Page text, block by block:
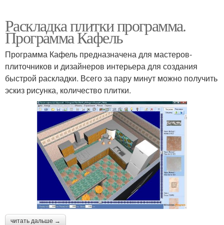
Раскладка плитки программа.
Программа Кафель
Программа Кафель предназначена для мастеров-
плиточников и дизайнеров интерьера для создания
быстрой раскладки. Всего за пару минут можно получить
эскиз рисунка, количество плитки.
читать дальше →